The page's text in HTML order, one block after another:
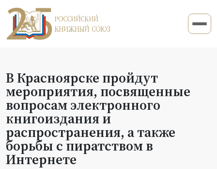
В Красноярске пройдут
мероприятия, посвященные
вопросам электронного
книгоиздания и
распространения, а также
борьбы с пиратством в
Интернете